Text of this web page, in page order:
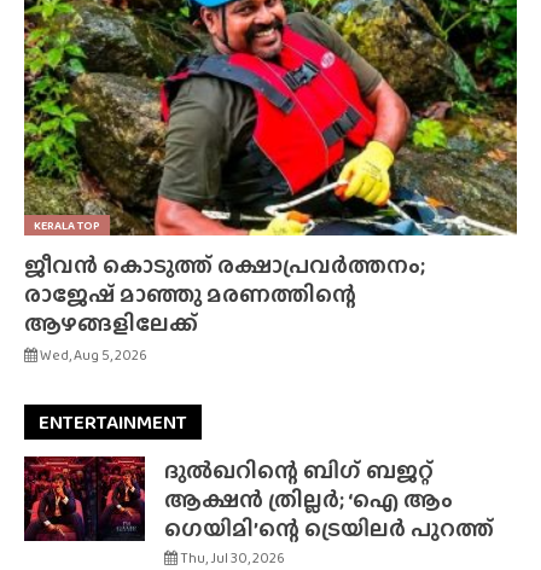
KERALA TOP
ജീവൻ കൊടുത്ത് രക്ഷാപ്രവർത്തനം;
രാജേഷ് മാഞ്ഞു മരണത്തിന്റെ
ആഴങ്ങളിലേക്ക്
Wed, Aug 5, 2026
ENTERTAINMENT
ദുൽഖറിന്റെ ബിഗ് ബജറ്റ്
ആക്ഷൻ ത്രില്ലർ; ‘ഐ ആം
ഗെയിമി’ന്റെ ട്രെയിലർ പുറത്ത്
Thu, Jul 30, 2026